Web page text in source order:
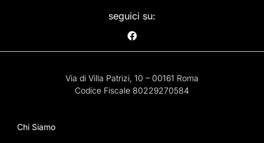
seguici su:
Via di Villa Patrizi, 10 – 00161 Roma
Codice Fiscale 80229270584
Chi Siamo